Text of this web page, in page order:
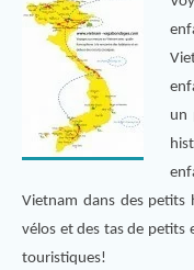
un
Vietnam dans des petits
vélos et des tas de petits
touristiques!